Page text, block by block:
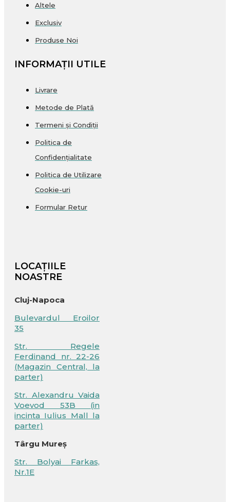
Altele
Exclusiv
Produse Noi
INFORMAȚII UTILE
Livrare
Metode de Plată
Termeni și Condiții
Politica de
Confidențialitate
Politica de Utilizare
Cookie-uri
Formular Retur
LOCAȚIILE
NOASTRE
Cluj-Napoca
Bulevardul Eroilor
35
Str. Regele
Ferdinand nr. 22-26
(Magazin Central, la
parter)
Str. Alexandru Vaida
Voevod 53B (in
incinta Iulius Mall la
parter)
Târgu Mureș
Str. Bolyai Farkas,
Nr.1E